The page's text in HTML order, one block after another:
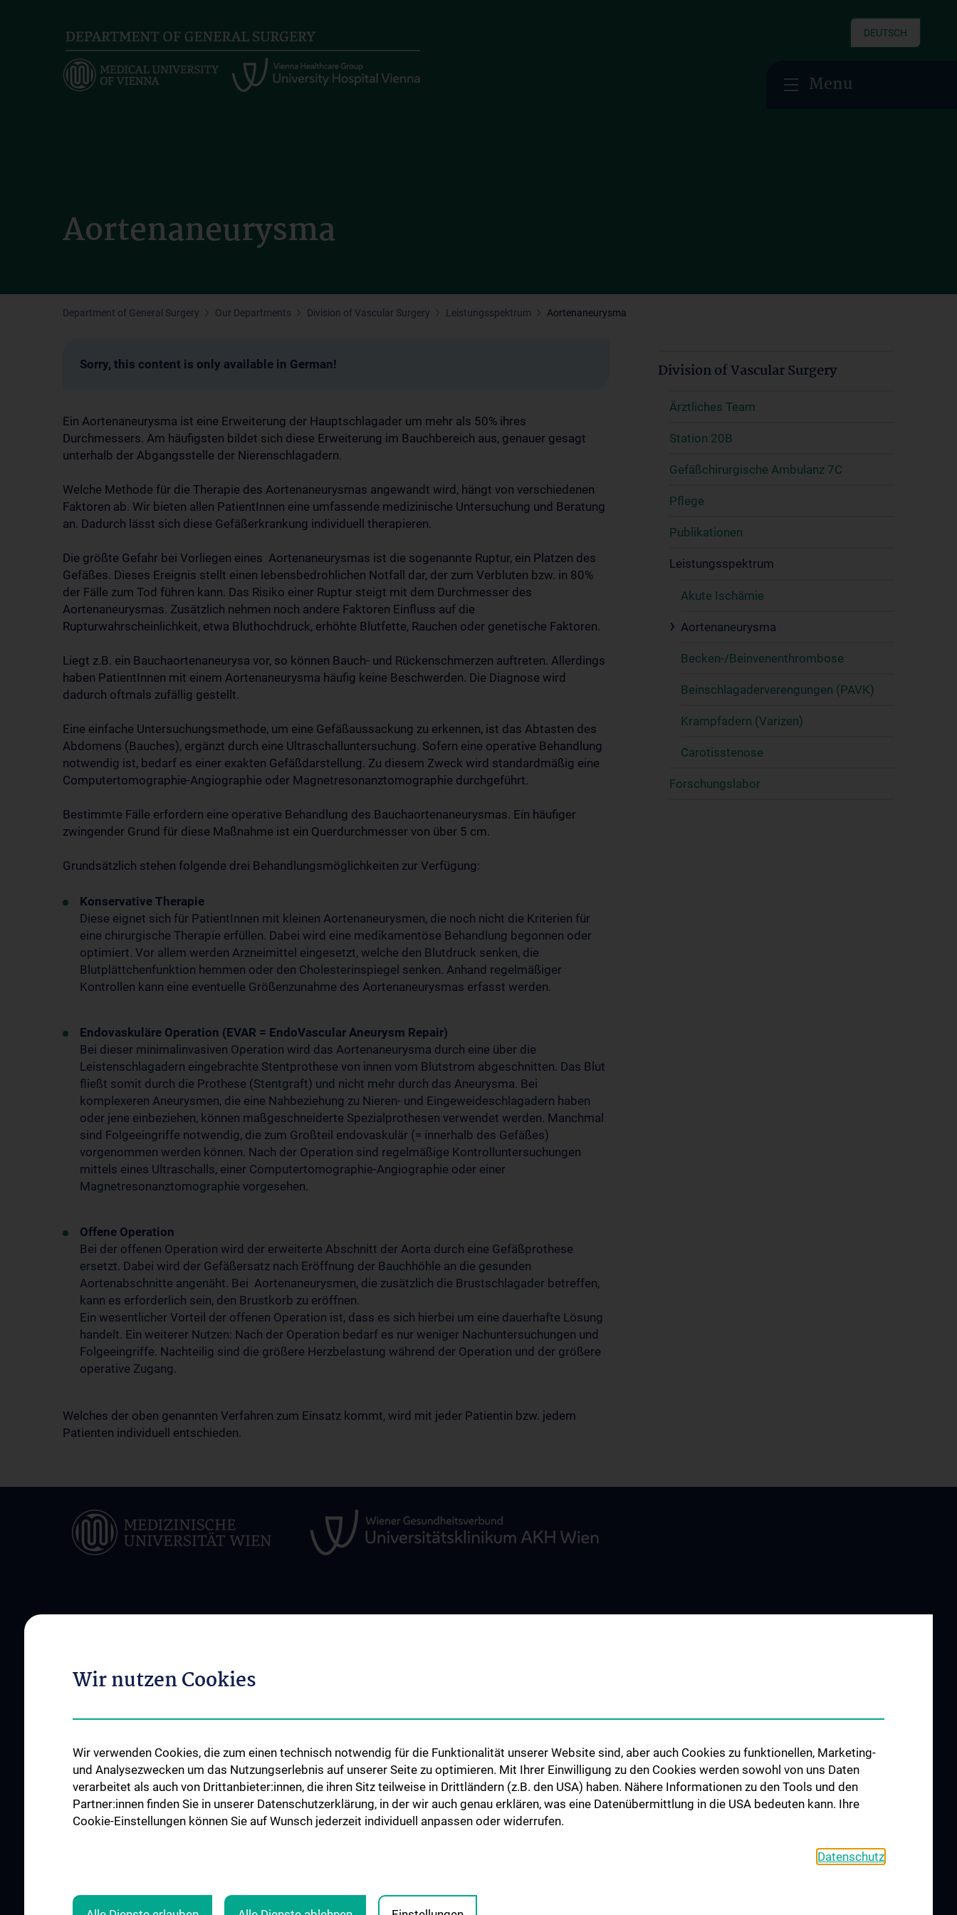
DEUTSCH
Menu
Aortenaneurysma
Department of General Surgery Our Departments Division of Vascular Surgery Leistungsspektrum Aortenaneurysma
Sorry, this content is only available in German!
Ein Aortenaneurysma ist eine Erweiterung der Hauptschlagader um mehr als 50% ihres
Durchmessers. Am häufigsten bildet sich diese Erweiterung im Bauchbereich aus, genauer gesagt
unterhalb der Abgangsstelle der Nierenschlagadern.
Welche Methode für die Therapie des Aortenaneurysmas angewandt wird, hängt von verschiedenen
Faktoren ab. Wir bieten allen PatientInnen eine umfassende medizinische Untersuchung und Beratung
an. Dadurch lässt sich diese Gefäßerkrankung individuell therapieren.
Die größte Gefahr bei Vorliegen eines Aortenaneurysmas ist die sogenannte Ruptur, ein Platzen des
Gefäßes. Dieses Ereignis stellt einen lebensbedrohlichen Notfall dar, der zum Verbluten bzw. in 80%
der Fälle zum Tod führen kann. Das Risiko einer Ruptur steigt mit dem Durchmesser des
Aortenaneurysmas. Zusätzlich nehmen noch andere Faktoren Einfluss auf die
Rupturwahrscheinlichkeit, etwa Bluthochdruck, erhöhte Blutfette, Rauchen oder genetische Faktoren.
Liegt z.B. ein Bauchaortenaneurysa vor, so können Bauch- und Rückenschmerzen auftreten. Allerdings
haben PatientInnen mit einem Aortenaneurysma häufig keine Beschwerden. Die Diagnose wird
dadurch oftmals zufällig gestellt.
Eine einfache Untersuchungsmethode, um eine Gefäßaussackung zu erkennen, ist das Abtasten des
Abdomens (Bauches), ergänzt durch eine Ultraschalluntersuchung. Sofern eine operative Behandlung
notwendig ist, bedarf es einer exakten Gefäßdarstellung. Zu diesem Zweck wird standardmäßig eine
Computertomographie-Angiographie oder Magnetresonanztomographie durchgeführt.
Bestimmte Fälle erfordern eine operative Behandlung des Bauchaortenaneurysmas. Ein häufiger
zwingender Grund für diese Maßnahme ist ein Querdurchmesser von über 5 cm.
Grundsätzlich stehen folgende drei Behandlungsmöglichkeiten zur Verfügung:
Konservative Therapie
Diese eignet sich für PatientInnen mit kleinen Aortenaneurysmen, die noch nicht die Kriterien für
eine chirurgische Therapie erfüllen. Dabei wird eine medikamentöse Behandlung begonnen oder
optimiert. Vor allem werden Arzneimittel eingesetzt, welche den Blutdruck senken, die
Blutplättchenfunktion hemmen oder den Cholesterinspiegel senken. Anhand regelmäßiger
Kontrollen kann eine eventuelle Größenzunahme des Aortenaneurysmas erfasst werden.
Endovaskuläre Operation (EVAR = EndoVascular Aneurysm Repair)
Bei dieser minimalinvasiven Operation wird das Aortenaneurysma durch eine über die
Leistenschlagadern eingebrachte Stentprothese von innen vom Blutstrom abgeschnitten. Das Blut
fließt somit durch die Prothese (Stentgraft) und nicht mehr durch das Aneurysma. Bei
komplexeren Aneurysmen, die eine Nahbeziehung zu Nieren- und Eingeweideschlagadern haben
oder jene einbeziehen, können maßgeschneiderte Spezialprothesen verwendet werden. Manchmal
sind Folgeeingriffe notwendig, die zum Großteil endovaskulär (= innerhalb des Gefäßes)
vorgenommen werden können. Nach der Operation sind regelmäßige Kontrolluntersuchungen
mittels eines Ultraschalls, einer Computertomographie-Angiographie oder einer
Magnetresonanztomographie vorgesehen.
Offene Operation
Bei der offenen Operation wird der erweiterte Abschnitt der Aorta durch eine Gefäßprothese
ersetzt. Dabei wird der Gefäßersatz nach Eröffnung der Bauchhöhle an die gesunden
Aortenabschnitte angenäht. Bei Aortenaneurysmen, die zusätzlich die Brustschlagader betreffen,
kann es erforderlich sein, den Brustkorb zu eröffnen.
Ein wesentlicher Vorteil der offenen Operation ist, dass es sich hierbei um eine dauerhafte Lösung
handelt. Ein weiterer Nutzen: Nach der Operation bedarf es nur weniger Nachuntersuchungen und
Folgeeingriffe. Nachteilig sind die größere Herzbelastung während der Operation und der größere
operative Zugang.
Welches der oben genannten Verfahren zum Einsatz kommt, wird mit jeder Patientin bzw. jedem
Patienten individuell entschieden.
Division of Vascular Surgery
Ärztliches Team
Station 20B
Gefäßchirurgische Ambulanz 7C
Pflege
Publikationen
Leistungsspektrum
Akute Ischämie
Aortenaneurysma
Becken-/Beinvenenthrombose
Beinschlagaderverengungen (PAVK)
Krampfadern (Varizen)
Carotisstenose
Forschungslabor
Unsere Ärztinnen und Ärzte
Unsere Pflege-Teams
Contact
OP-Planungsekretariat 7B
Unsere Stationen
Roboterchirurgie
Tumorboards
Notfälle
Famulatur
Fellows & Observer
Preise und Auszeichnungen
Wir nutzen Cookies
Wir verwenden Cookies, die zum einen technisch notwendig für die Funktionalität unserer Website sind, aber auch Cookies zu funktionellen, Marketing-
und Analysezwecken um das Nutzungserlebnis auf unserer Seite zu optimieren. Mit Ihrer Einwilligung zu den Cookies werden sowohl von uns Daten
verarbeitet als auch von Drittanbieter:innen, die ihren Sitz teilweise in Drittländern (z.B. den USA) haben. Nähere Informationen zu den Tools und den
Partner:innen finden Sie in unserer Datenschutzerklärung, in der wir auch genau erklären, was eine Datenübermittlung in die USA bedeuten kann. Ihre
Cookie-Einstellungen können Sie auf Wunsch jederzeit individuell anpassen oder widerrufen.
Datenschutz